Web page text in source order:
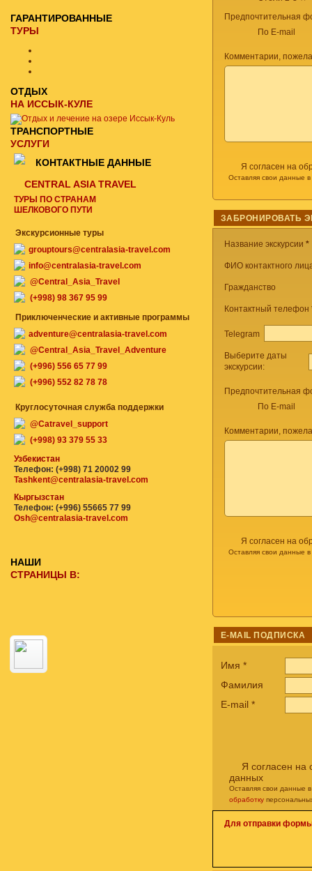
Предпочтительная
По E-mail
Комментарии,
Я согласен на
Оставляя свои данные
ЗАБРОНИРОВАТЬ
Название экскурсии *
ФИО контактного
Гражданство
Контактный телефон
Telegram
Выберите даты
экскурсии:
Предпочтительная
По E-mail
Комментарии,
Я согласен на
Оставляя свои данные
E-MAIL ПОДПИСКА
Имя *
Фамилия
E-mail *
Я согласен на
данных
Оставляя свои данные
обработку
Для отправки
ГАРАНТИРОВАННЫЕ
ТУРЫ
ОТДЫХ
НА ИССЫК-КУЛЕ
ТРАНСПОРТНЫЕ
УСЛУГИ
КОНТАКТНЫЕ ДАННЫЕ
CENTRAL ASIA TRAVEL
ТУРЫ ПО СТРАНАМ
ШЕЛКОВОГО ПУТИ
Экскурсионные туры
grouptours@centralasia-travel.com
info@centralasia-travel.com
@Central_Asia_Travel
(+998) 98 367 95 99
Приключенческие и активные программы
adventure@centralasia-travel.com
@Central_Asia_Travel_Adventure
(+996) 556 65 77 99
(+996) 552 82 78 78
Круглосуточная служба поддержки
@Catravel_support
(+998) 93 379 55 33
Узбекистан
Телефон: (+998) 71 20002 99
Tashkent@centralasia-travel.com
Кыргызстан
Телефон: (+996) 55665 77 99
Osh@centralasia-travel.com
НАШИ
СТРАНИЦЫ В: